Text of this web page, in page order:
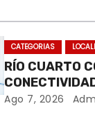
CATEGORIAS
RÍO CUARTO
CUATRO
Ago 7, 2026